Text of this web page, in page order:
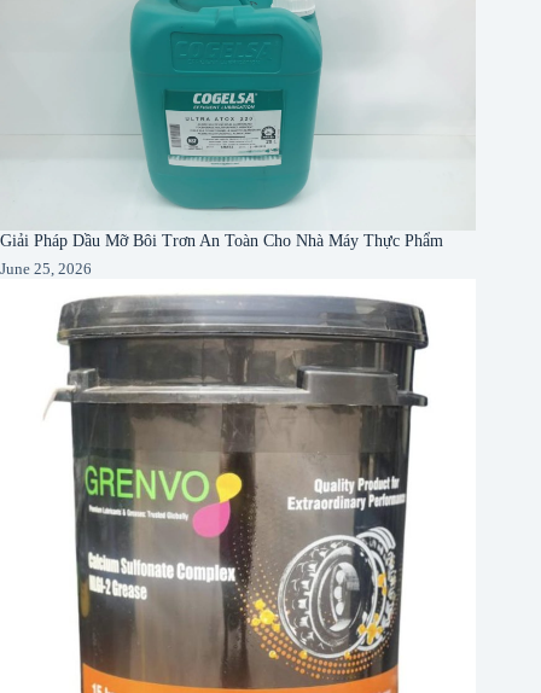
Giải Pháp Dầu Mỡ Bôi Trơn An Toàn Cho Nhà Máy Thực Phẩm
June 25, 2026